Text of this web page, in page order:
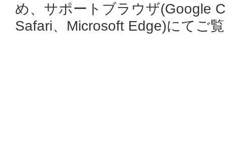
め、サポートブラウザ(Google
Safari、Microsoft Edge)にてご